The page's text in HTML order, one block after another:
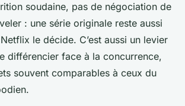
soudaine, pas de négociation de
: une série originale reste aussi
le décide. C’est aussi un levier
différencier face à la concurrence,
souvent comparables à ceux du